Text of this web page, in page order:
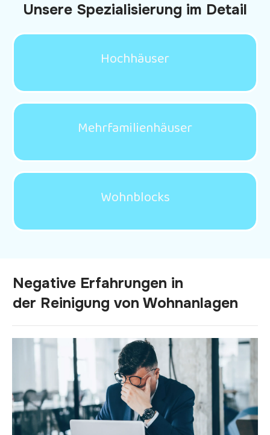
Unsere Spezialisierung im Detail
Hochhäuser
Mehrfamilienhäuser
Wohnblocks
Negative Erfahrungen in
der Reinigung von Wohnanlagen